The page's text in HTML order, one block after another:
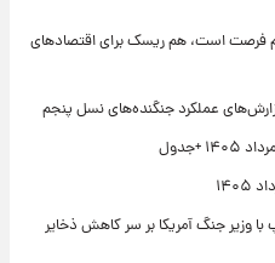
است، هم ریسک برای اقتصادهای
وزیر جنگ آمریکا بر سر کاهش ذخایر